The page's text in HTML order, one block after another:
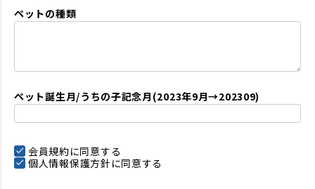
ペットの種類
ペット誕生月/うちの子記念月(2023年9月→202309)
会員規約に同意する
個人情報保護方針 に同意する